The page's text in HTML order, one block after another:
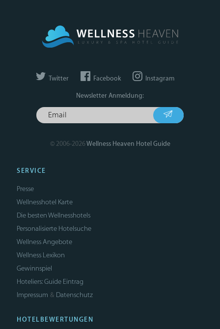
Twitter Facebook Instagram
Newsletter Anmeldung:
© 2006-2026Wellness Heaven Hotel Guide
SERVICE
Presse
Wellnesshotel Karte
Die besten Wellnesshotels
Personalisierte Hotelsuche
Wellness Angebote
Wellness Lexikon
Gewinnspiel
Hoteliers: Guide Eintrag
Impressum & Datenschutz
HOTELBEWERTUNGEN